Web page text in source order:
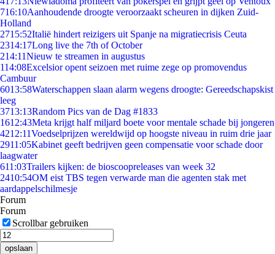
716:10Aanhoudende droogte veroorzaakt scheuren in dijken Zuid-
Holland
2715:52Italië hindert reizigers uit Spanje na migratiecrisis Ceuta
2314:17Long live the 7th of October
214:11Nieuw te streamen in augustus
114:08Excelsior opent seizoen met ruime zege op promovendus
Cambuur
6013:58Waterschappen slaan alarm wegens droogte: Gereedschapskist
leeg
3713:13Random Pics van de Dag #1833
1612:43Meta krijgt half miljard boete voor mentale schade bij jongeren
4212:11Voedselprijzen wereldwijd op hoogste niveau in ruim drie jaar
2911:05Kabinet geeft bedrijven geen compensatie voor schade door
laagwater
611:03Trailers kijken: de bioscoopreleases van week 32
2410:54OM eist TBS tegen verwarde man die agenten stak met
aardappelschilmesje
Forum
Forum
Scrollbar gebruiken
opslaan